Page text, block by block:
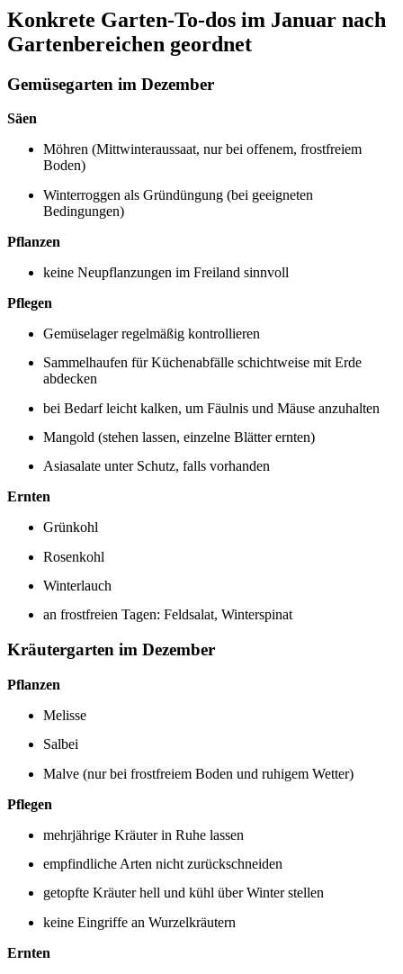
Konkrete Garten-To-dos im Januar nach
Gartenbereichen geordnet
Gemüsegarten im Dezember
Säen
Möhren (Mittwinteraussaat, nur bei offenem, frostfreiem
Boden)
Winterroggen als Gründüngung (bei geeigneten
Bedingungen)
Pflanzen
keine Neupflanzungen im Freiland sinnvoll
Pflegen
Gemüselager regelmäßig kontrollieren
Sammelhaufen für Küchenabfälle schichtweise mit Erde
abdecken
bei Bedarf leicht kalken, um Fäulnis und Mäuse anzuhalten
Mangold (stehen lassen, einzelne Blätter ernten)
Asiasalate unter Schutz, falls vorhanden
Ernten
Grünkohl
Rosenkohl
Winterlauch
an frostfreien Tagen: Feldsalat, Winterspinat
Kräutergarten im Dezember
Pflanzen
Melisse
Salbei
Malve (nur bei frostfreiem Boden und ruhigem Wetter)
Pflegen
mehrjährige Kräuter in Ruhe lassen
empfindliche Arten nicht zurückschneiden
getopfte Kräuter hell und kühl über Winter stellen
keine Eingriffe an Wurzelkräutern
Ernten